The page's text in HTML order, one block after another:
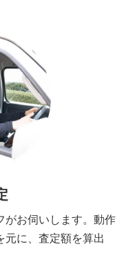
がお伺いします。動作
元に、査定額を算出